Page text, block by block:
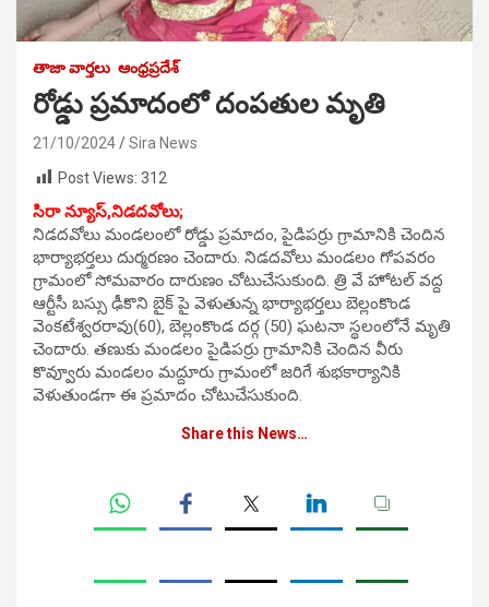
తాజా వార్తలు ఆంధ్రప్రదేశ్
రోడ్డు ప్రమాదంలో దంపతుల మృతి
21/10/2024
Sira News
Post Views: 312
సిరా న్యూస్,నిడదవోలు;
నిడదవోలు మండలంలో రోడ్డు ప్రమాదం, పైడిపర్రు గ్రామానికి చెందిన
భార్యాభర్తలు దుర్మరణం చెందారు. నిడదవోలు మండలం గోపవరం
గ్రామంలో సోమవారం దారుణం చోటుచేసుకుంది. త్రి వే హోటల్ వద్ద
ఆర్టీసీ బస్సు ఢీకొని బైక్ పై వెళుతున్న భార్యాభర్తలు బెల్లంకొండ
వెంకటేశ్వరరావు(60), బెల్లంకొండ దర్గ (50) ఘటనా స్థలంలోనే మృతి
చెందారు. తణుకు మండలం పైడిపర్రు గ్రామానికి చెందిన వీరు
కొవ్వూరు మండలం మద్దూరు గ్రామంలో జరిగే శుభకార్యానికి
వెళుతుండగా ఈ ప్రమాదం చోటుచేసుకుంది.
Share this News…